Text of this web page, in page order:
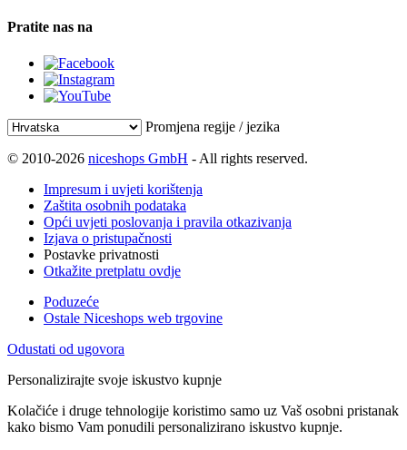
Pratite nas na
Promjena regije / jezika
© 2010-2026 niceshops GmbH - All rights reserved.
Impresum i uvjeti korištenja
Zaštita osobnih podataka
Opći uvjeti poslovanja i pravila otkazivanja
Izjava o pristupačnosti
Postavke privatnosti
Otkažite pretplatu ovdje
Poduzeće
Ostale Niceshops web trgovine
Odustati od ugovora
Personalizirajte svoje iskustvo kupnje
Kolačiće i druge tehnologije koristimo samo uz Vaš osobni pristanak
kako bismo Vam ponudili personalizirano iskustvo kupnje.